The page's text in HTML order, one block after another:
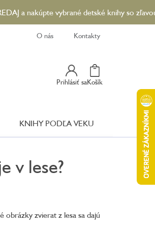
vybrané detské knihy so zľavou až
O nás Kontakty
Prihlásiť sa
Nákupný
Košík
KNIHY PODĽA VEKU
v lese?
obrázky zvierat z lesa sa dajú